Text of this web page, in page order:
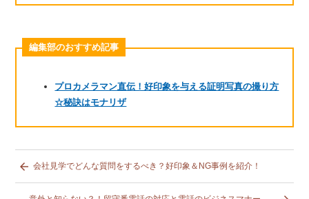
編集部のおすすめ記事
プロカメラマン直伝！好印象を与える証明写真の撮り方
☆秘訣はモナリザ
 会社見学でどんな質問をするべき？好印象＆NG事例を紹介！